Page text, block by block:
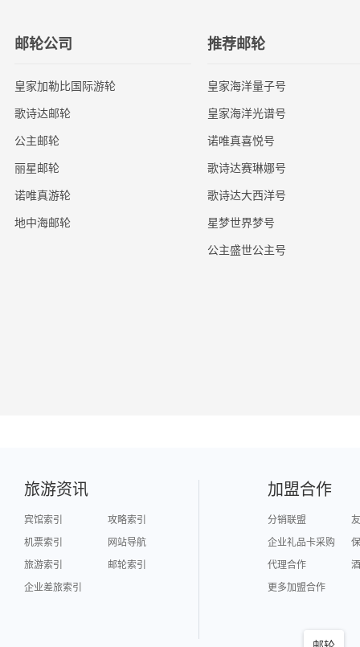
邮轮公司
皇家加勒比国际游轮
歌诗达邮轮
公主邮轮
丽星邮轮
诺唯真游轮
地中海邮轮
推荐邮轮
皇家海洋量子号
皇家海洋光谱号
诺唯真喜悦号
歌诗达赛琳娜号
歌诗达大西洋号
星梦世界梦号
公主盛世公主号
旅游资讯
宾馆索引
攻略索引
机票索引
网站导航
旅游索引
邮轮索引
企业差旅索引
加盟合作
分销联盟
企业礼品卡采购
代理合作
更多加盟合作